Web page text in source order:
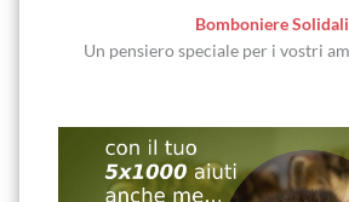
Bomboniere Solidali
Un pensiero speciale per i vostri